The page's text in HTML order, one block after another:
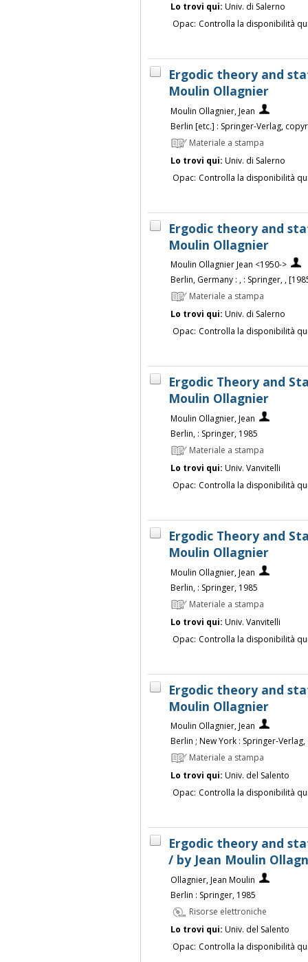
Lo trovi qui: Univ. di Salerno
Opac: Controlla la disponibilità
Ergodic theory and
Moulin Ollagnier
Moulin Ollagnier, Jean
Berlin [etc.] : Springer-Verlag,
Materiale a stampa
Lo trovi qui: Univ. di Salerno
Opac: Controlla la disponibilità
Ergodic theory and
Moulin Ollagnier
Moulin Ollagnier Jean <1950->
Berlin, Germany : , : Springer, ,
Materiale a stampa
Lo trovi qui: Univ. di Salerno
Opac: Controlla la disponibilità
Ergodic Theory and
Moulin Ollagnier
Moulin Ollagnier, Jean
Berlin, : Springer, 1985
Materiale a stampa
Lo trovi qui: Univ. Vanvitelli
Opac: Controlla la disponibilità
Ergodic Theory and
Moulin Ollagnier
Moulin Ollagnier, Jean
Berlin, : Springer, 1985
Materiale a stampa
Lo trovi qui: Univ. Vanvitelli
Opac: Controlla la disponibilità
Ergodic theory and
Moulin Ollagnier
Moulin Ollagnier, Jean
Berlin ; New York : Springer-Verlag,
Materiale a stampa
Lo trovi qui: Univ. del Salento
Opac: Controlla la disponibilità
Ergodic theory and
/ by Jean Moulin
Ollagnier, Jean Moulin
Berlin : Springer, 1985
Risorse elettroniche
Lo trovi qui: Univ. del Salento
Opac: Controlla la disponibilità